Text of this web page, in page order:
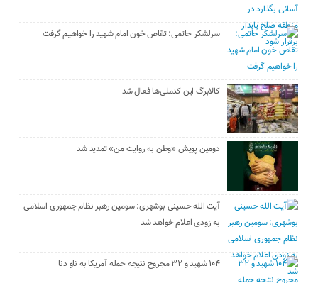
سرلشکر حاتمی: تقاص خون امام شهید را خواهیم گرفت
کالابرگ این کدملی‌ها فعال شد
دومین پویش «وطن به روایت من» تمدید شد
آیت الله حسینی بوشهری: سومین رهبر نظام جمهوری اسلامی
به زودی اعلام خواهد شد
۱۰۴ شهید و ۳۲ مجروح نتیجه حمله آمریکا به ناو دنا